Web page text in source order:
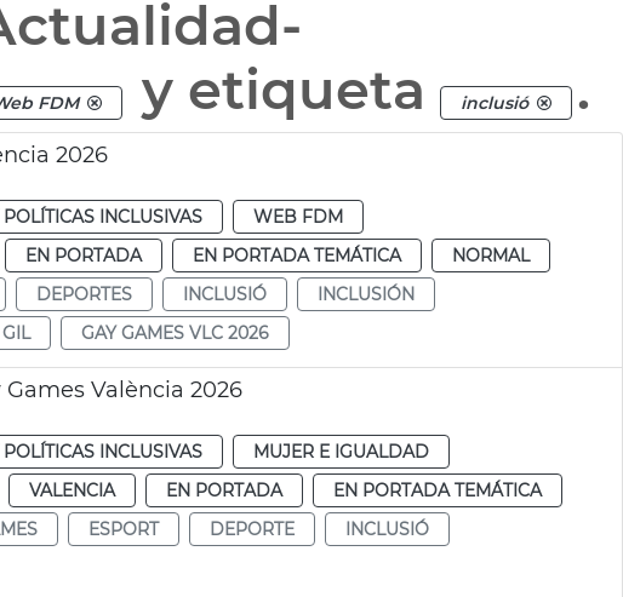
FDM y etiqueta inclusió .
2026
INCLUSIVAS
WEB FDM
EN PORTADA EN PORTADA TEMÁTICA
NORMAL
DEPORTES INCLUSIÓ
INCLUSIÓN
GAY GAMES VLC 2026
València 2026
INCLUSIVAS
MUJER E IGUALDAD
VALENCIA EN PORTADA
EN PORTADA TEMÁTICA
ESPORT DEPORTE
INCLUSIÓ